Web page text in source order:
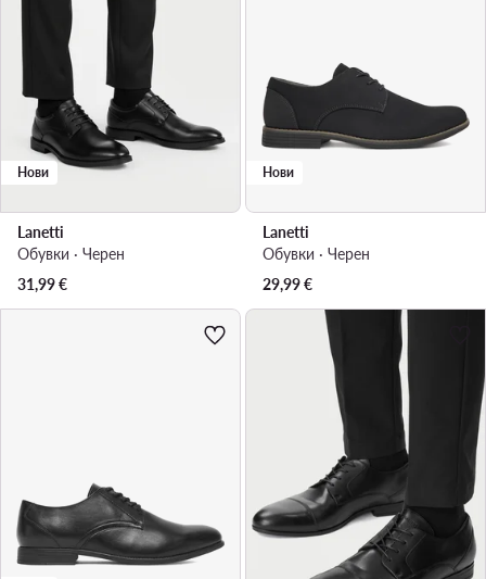
Нови
Lanetti
Обувки · Черен
31,99€
Нови
Lanetti
Обувки · Черен
29,99€